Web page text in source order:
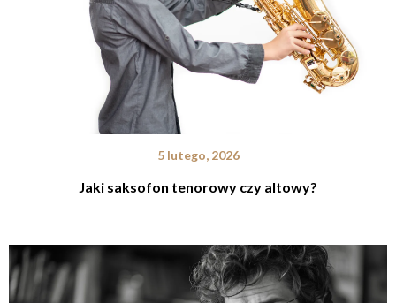
5 lutego, 2026
Jaki saksofon tenorowy czy altowy?